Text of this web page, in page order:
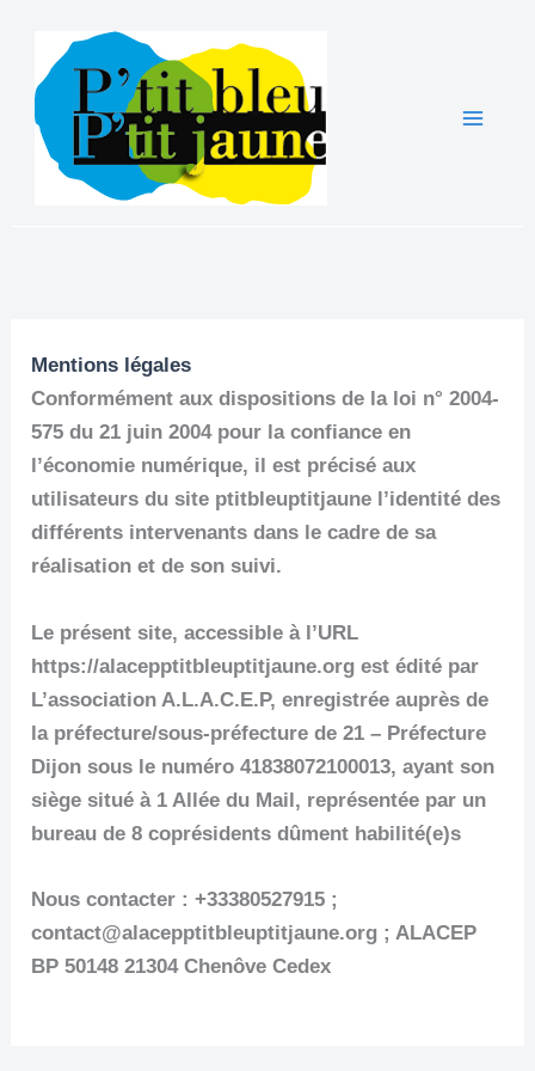
contenu
Mentions légales
Conformément aux dispositions de la loi n° 2004-
575 du 21 juin 2004 pour la confiance en
l’économie numérique, il est précisé aux
utilisateurs du site ptitbleuptitjaune l’identité des
différents intervenants dans le cadre de sa
réalisation et de son suivi.
Le présent site, accessible à l’URL
https://alacepptitbleuptitjaune.org est édité par
L’association A.L.A.C.E.P, enregistrée auprès de
la préfecture/sous-préfecture de 21 – Préfecture
Dijon sous le numéro 41838072100013, ayant son
siège situé à 1 Allée du Mail, représentée par un
bureau de 8 coprésidents dûment habilité(e)s
Nous contacter : +33380527915 ;
contact@alacepptitbleuptitjaune.org ; ALACEP
BP 50148 21304 Chenôve Cedex